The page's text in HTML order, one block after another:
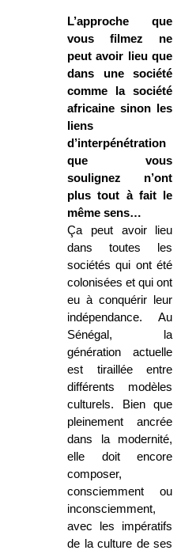
L’approche que
vous filmez ne
peut avoir lieu que
dans une société
comme la société
africaine sinon les
liens
d’interpénétration
que vous
soulignez n’ont
plus tout à fait le
même sens…
Ça peut avoir lieu
dans toutes les
sociétés qui ont été
colonisées et qui ont
eu à conquérir leur
indépendance. Au
Sénégal, la
génération actuelle
est tiraillée entre
différents modèles
culturels. Bien que
pleinement ancrée
dans la modernité,
elle doit encore
composer,
consciemment ou
inconsciemment,
avec les impératifs
de la culture de ses